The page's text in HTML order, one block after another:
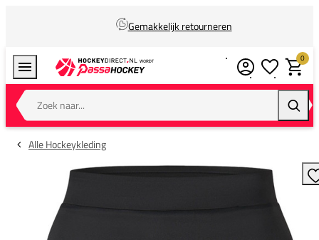
Gemakkelijk retourneren
Zoek naar...
0
Alle Hockeykleding